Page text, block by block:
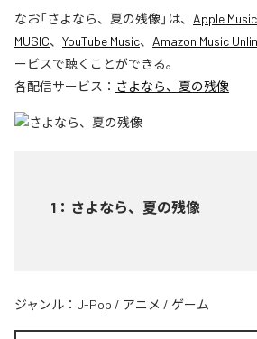
なお「さよなら、夏の残像」は、 Apple Music
MUSIC、 YouTube Music、 Amazon Music
ービスで聴くことができる。
各配信サービス： さよなら、夏の残像
1 ： さよなら、夏の残像
ジャンル： J-Pop / アニメ / ゲーム